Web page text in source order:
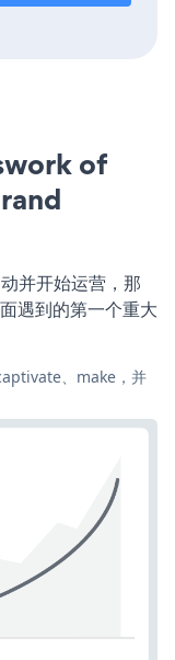
of
并开始运营，那
遇到的第一个重大
、make，并